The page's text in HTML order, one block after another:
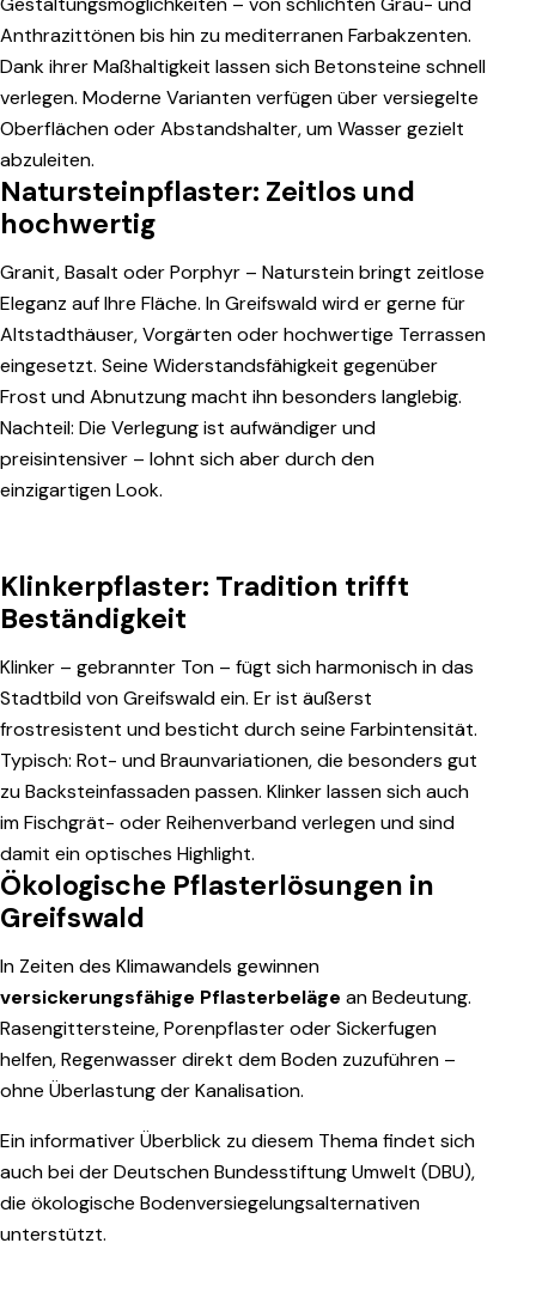
Anthrazittönen bis hin zu mediterranen Farbakzenten.
Dank ihrer Maßhaltigkeit lassen sich Betonsteine schnell
verlegen. Moderne Varianten verfügen über versiegelte
Oberflächen oder Abstandshalter, um Wasser gezielt
abzuleiten.
Natursteinpflaster: Zeitlos und
hochwertig
Granit, Basalt oder Porphyr – Naturstein bringt zeitlose
Eleganz auf Ihre Fläche. In Greifswald wird er gerne für
Altstadthäuser, Vorgärten oder hochwertige Terrassen
eingesetzt. Seine Widerstandsfähigkeit gegenüber
Frost und Abnutzung macht ihn besonders langlebig.
Nachteil: Die Verlegung ist aufwändiger und
preisintensiver – lohnt sich aber durch den
einzigartigen Look.
Klinkerpflaster: Tradition trifft
Beständigkeit
Klinker – gebrannter Ton – fügt sich harmonisch in das
Stadtbild von Greifswald ein. Er ist äußerst
frostresistent und besticht durch seine Farbintensität.
Typisch: Rot- und Braunvariationen, die besonders gut
zu Backsteinfassaden passen. Klinker lassen sich auch
im Fischgrät- oder Reihenverband verlegen und sind
damit ein optisches Highlight.
Ökologische Pflasterlösungen in
Greifswald
In Zeiten des Klimawandels gewinnen
versickerungsfähige Pflasterbeläge an Bedeutung.
Rasengittersteine, Porenpflaster oder Sickerfugen
helfen, Regenwasser direkt dem Boden zuzuführen –
ohne Überlastung der Kanalisation.
Ein informativer Überblick zu diesem Thema findet sich
auch bei derDeutschen Bundesstiftung Umwelt (DBU),
die ökologische Bodenversiegelungsalternativen
unterstützt.